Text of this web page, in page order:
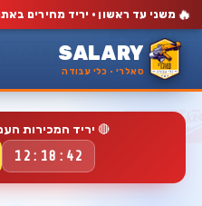
🔥 משני עד ראשון · יריד מחירים
SALARY
סאלרי · כלי עבודה
🔴 יריד המכירות
12:18:41